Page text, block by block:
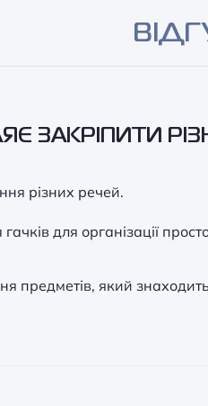
різних речей.
для організації
предметів, який